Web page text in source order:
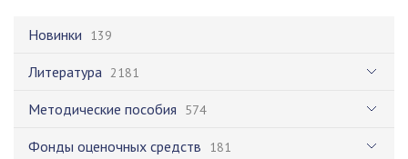
Новинки 139
Литература 2181
Методические пособия 574
Фонды оценочных средств 181